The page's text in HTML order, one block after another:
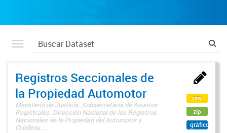
Registros Seccionales de
la Propiedad Automotor
Ministerio de Justicia. Subsecretaría de Asuntos
Registrales. Dirección Nacional de los Registros
Nacionales de la Propiedad del Automotor y
Créditos ...
csv
zip
gráfico